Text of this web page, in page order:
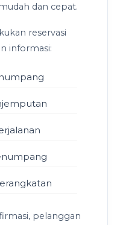
dan cepat.
reservasi
informasi:
pelanggan